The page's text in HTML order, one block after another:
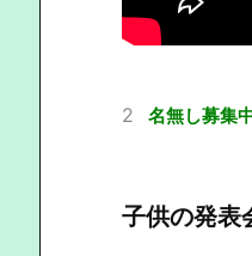
2 名無し募集
子供の発表